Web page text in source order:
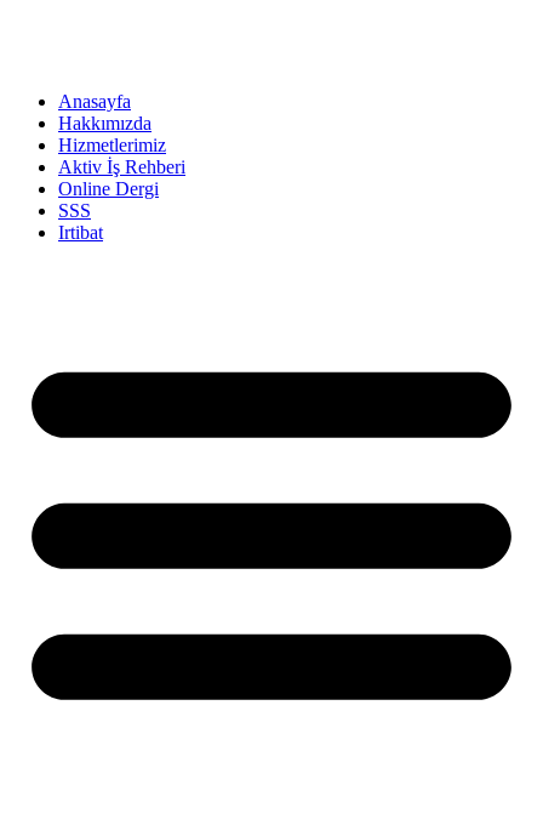
Anasayfa
Hakkımızda
Hizmetlerimiz
Aktiv İş Rehberi
Online Dergi
SSS
Irtibat